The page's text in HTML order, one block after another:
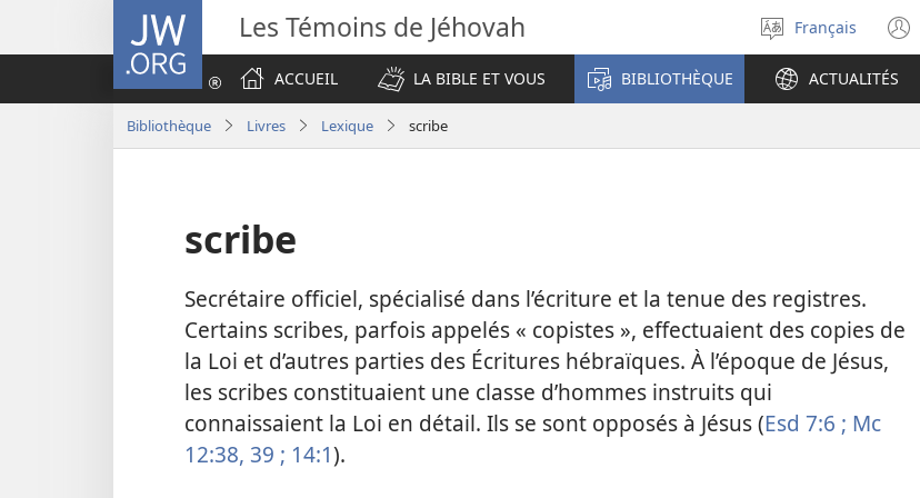
JW.ORG Les Témoins de Jéhovah
Sélectionner
la
langue
Français
ACCUEIL
LA BIBLE ET VOUS BIBLIOTHÈQUE ACTUALITÉS
Bibliothèque Livres Lexique scribe
scribe
Secrétaire officiel, spécialisé dans l’écriture et la tenue des registres.
Certains scribes, parfois appelés « copistes », effectuaient des copies de
la Loi et d’autres parties des Écritures hébraïques. À l’époque de Jésus,
les scribes constituaient une classe d’hommes instruits qui
connaissaient la Loi en détail. Ils se sont opposés à Jésus (Esd 7:6 ; Mc
12:38, 39 ; 14:1).